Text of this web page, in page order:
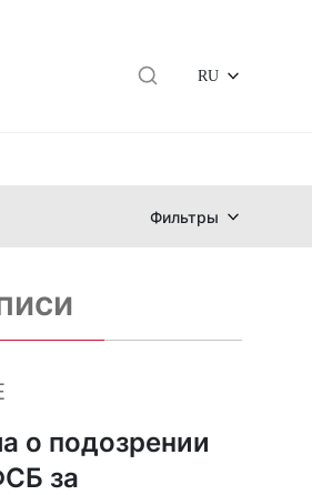
RU
Фильтры
о подозрении
за